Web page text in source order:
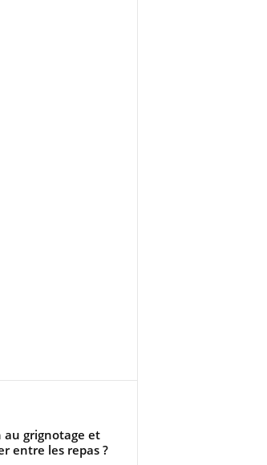
grignotage et
entre les repas ?